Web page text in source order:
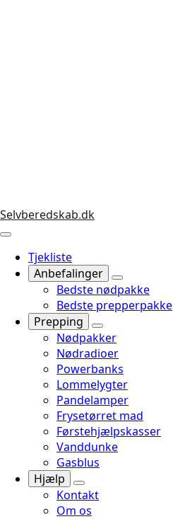
Selvberedskab.dk
Tjekliste
Anbefalinger
Bedste nødpakke
Bedste prepperpakke
Prepping
Nødpakker
Nødradioer
Powerbanks
Lommelygter
Pandelamper
Frysetørret mad
Førstehjælpskasser
Vanddunke
Gasblus
Hjælp
Kontakt
Om os